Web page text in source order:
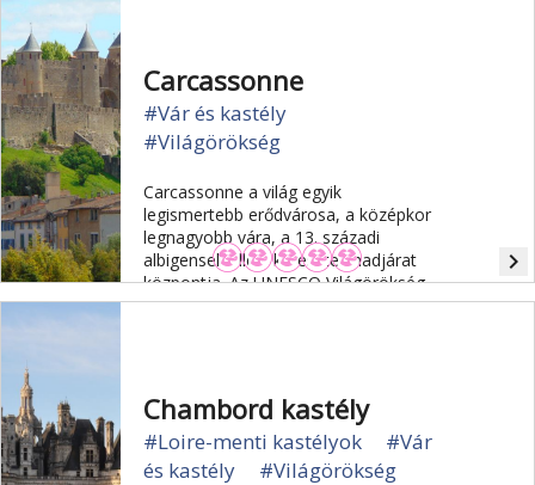
Carcassonne
#Vár és kastély
#Világörökség
Carcassonne a világ egyik
legismertebb erődvárosa, a középkor
legnagyobb vára, a 13. századi
albigensek elleni keresztes hadjárat
központja. Az UNESCO Világörökség
része.
navigate_next
Chambord kastély
#Loire-menti kastélyok
#Vár
és kastély
#Világörökség